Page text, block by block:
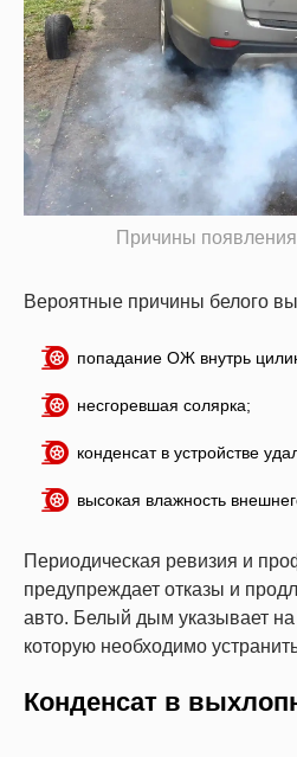
Причины
Вероятные причины белого
попадание ОЖ внутрь
несгоревшая солярка;
конденсат в устройстве
высокая влажность
Периодическая ревизия и
предупреждает отказы и
авто. Белый дым указывает
которую необходимо
Конденсат в